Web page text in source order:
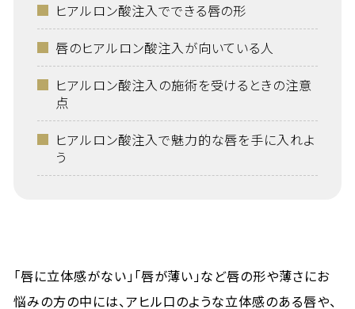
ヒアルロン酸注入でできる唇の形
唇のヒアルロン酸注入が向いている人
ヒアルロン酸注入の施術を受けるときの注意
点
ヒアルロン酸注入で魅力的な唇を手に入れよ
う
「唇に立体感がない」「唇が薄い」など唇の形や薄さにお
悩みの方の中には、アヒル口のような立体感のある唇や、